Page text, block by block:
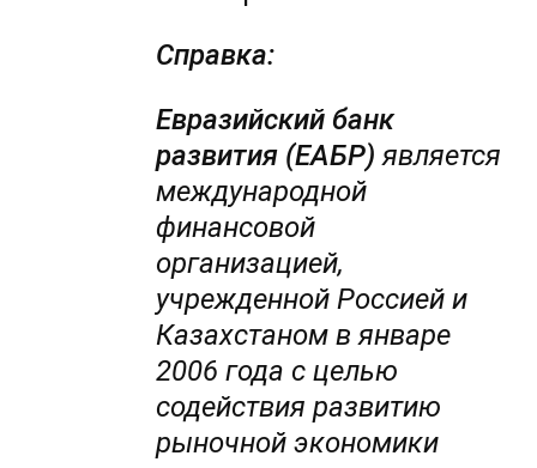
Справка:
Евразийский банк
развития (ЕАБР)является
международной
финансовой
организацией,
учрежденной Россией и
Казахстаном в январе
2006 года с целью
содействия развитию
рыночной экономики